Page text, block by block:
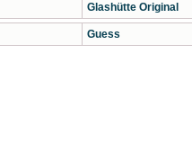
Glashütte Original
Guess